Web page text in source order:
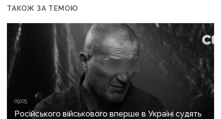
ТАКОЖ ЗА ТЕМОЮ
09:05
Російського військового вперше в Україні судять